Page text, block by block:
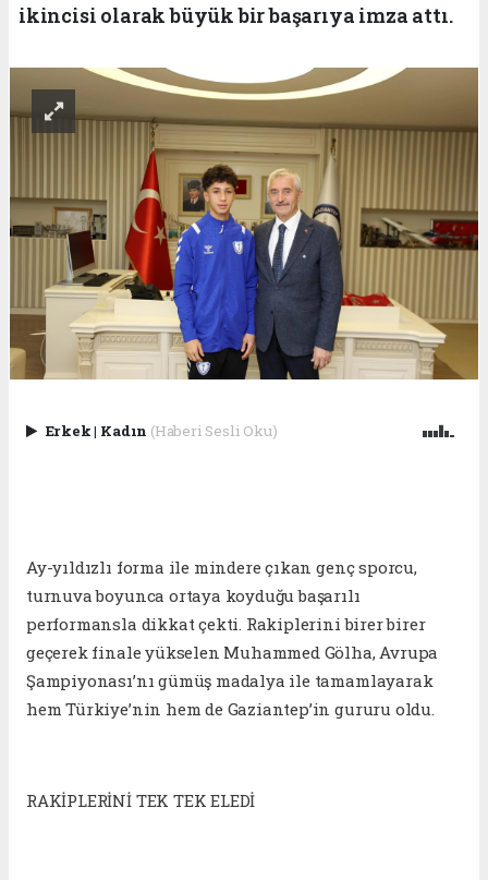
ikincisi olarak büyük bir başarıya imza attı.
Erkek| Kadın (Haberi Sesli Oku)
Ay-yıldızlı forma ile mindere çıkan genç sporcu,
turnuva boyunca ortaya koyduğu başarılı
performansla dikkat çekti. Rakiplerini birer birer
geçerek finale yükselen Muhammed Gölha, Avrupa
Şampiyonası’nı gümüş madalya ile tamamlayarak
hem Türkiye’nin hem de Gaziantep’in gururu oldu.
RAKİPLERİNİ TEK TEK ELEDİ